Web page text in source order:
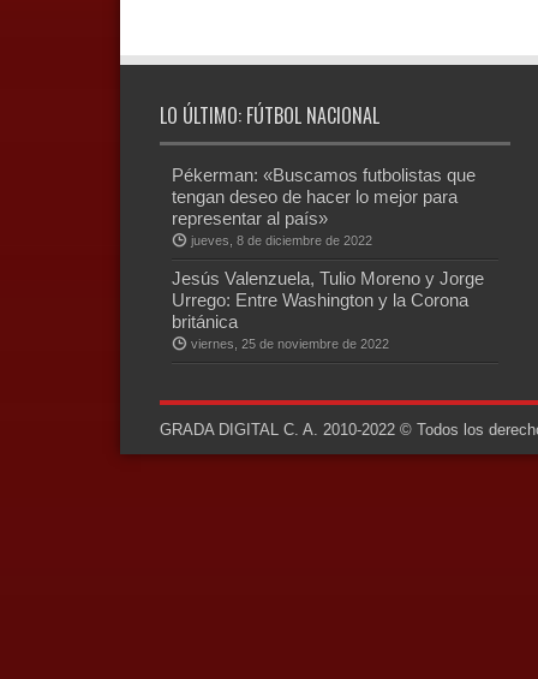
LO ÚLTIMO: FÚTBOL NACIONAL
Pékerman: «Buscamos futbolistas que
tengan deseo de hacer lo mejor para
representar al país»
jueves, 8 de diciembre de 2022
Jesús Valenzuela, Tulio Moreno y Jorge
Urrego: Entre Washington y la Corona
británica
viernes, 25 de noviembre de 2022
GRADA DIGITAL C. A. 2010-2022 © Todos los